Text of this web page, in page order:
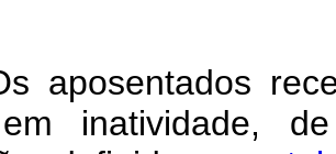
aposentados
inatividade,